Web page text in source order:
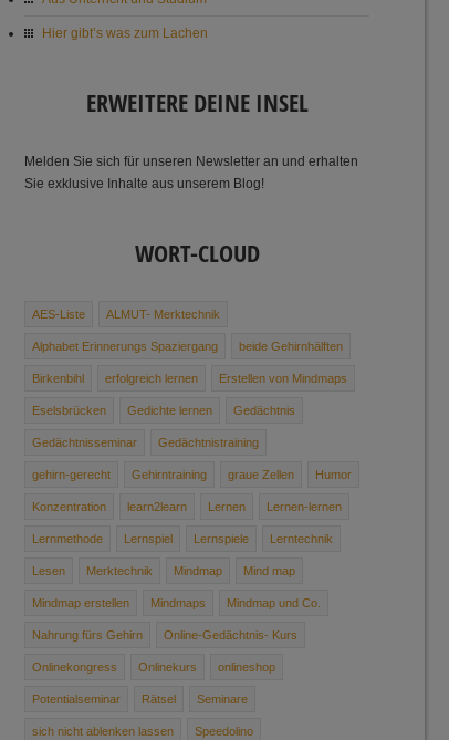
Hier gibt’s was zum Lachen
ERWEITERE DEINE INSEL
Melden Sie sich für unseren Newsletter an und erhalten
Sie exklusive Inhalte aus unserem Blog!
WORT-CLOUD
AES-Liste ALMUT- Merktechnik
Alphabet ­Erinnerungs ­Spaziergang beide Gehirnhälften
Birkenbihl erfolgreich lernen Erstellen von Mindmaps
Eselsbrücken Gedichte ­lernen Gedächtnis
Gedächtnisseminar Gedächtnis­training
gehirn-gerecht Gehirntraining graue Zellen Humor
Konzentration learn2learn Lernen Lernen-lernen
Lernmethode Lernspiel Lernspiele Lerntechnik
Lesen Merktechnik Mindmap Mind map
Mindmap erstellen Mindmaps Mindmap und Co.
Nahrung ­fürs ­Gehirn Online-Gedächtnis- Kurs
Onlinekongress Onlinekurs onlineshop
Potentialseminar Rätsel Seminare
sich ­nicht ­ablenken ­lassen Speedolino